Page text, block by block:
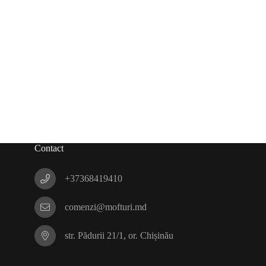
Contact
+37368419410
comenzi@mofturi.md
str. Pădurii 21/1, or. Chișinău